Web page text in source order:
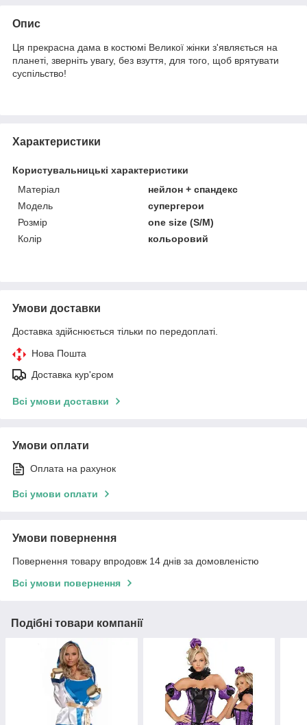
Опис
Ця прекрасна дама в костюмі Великої жінки з'являється на
планеті, зверніть увагу, без взуття, для того, щоб врятувати
суспільство!
Характеристики
Користувальницькі характеристики
Матеріал
нейлон + спандекс
Модель
супергерои
Розмір
one size (S/M)
Колір
кольоровий
Умови доставки
Доставка здійснюється тільки по передоплаті.
Нова Пошта
Доставка кур'єром
Всі умови доставки
Умови оплати
Оплата на рахунок
Всі умови оплати
Умови повернення
Повернення товару впродовж 14 днів за домовленістю
Всі умови повернення
Подібні товари компанії